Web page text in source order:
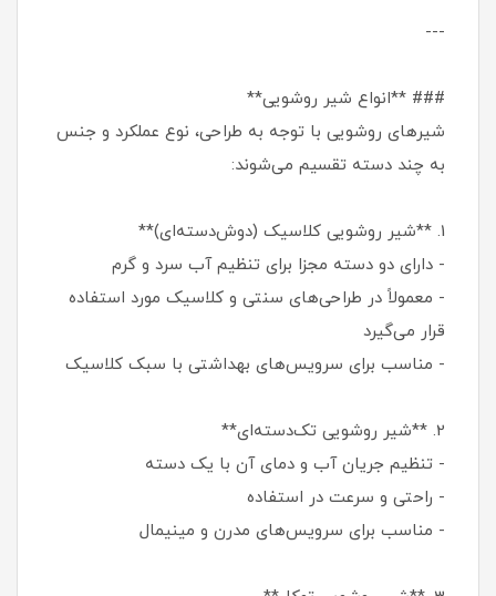
---
### **انواع شیر روشویی**
شیرهای روشویی با توجه به طراحی، نوع عملکرد و جنس
به چند دسته تقسیم می‌شوند:
1. **شیر روشویی کلاسیک (دوش‌دسته‌ای)**
- دارای دو دسته مجزا برای تنظیم آب سرد و گرم
- معمولاً در طراحی‌های سنتی و کلاسیک مورد استفاده
قرار می‌گیرد
- مناسب برای سرویس‌های بهداشتی با سبک کلاسیک
2. **شیر روشویی تک‌دسته‌ای**
- تنظیم جریان آب و دمای آن با یک دسته
- راحتی و سرعت در استفاده
- مناسب برای سرویس‌های مدرن و مینیمال